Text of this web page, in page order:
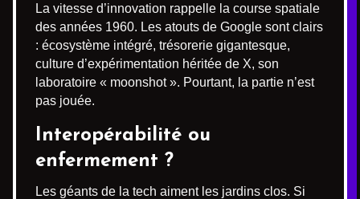
La vitesse d’innovation rappelle la course spatiale
des années 1960. Les atouts de Google sont clairs
: écosystème intégré, trésorerie gigantesque,
culture d’expérimentation héritée de X, son
laboratoire « moonshot ». Pourtant, la partie n’est
pas jouée.
Interopérabilité ou
enfermement ?
Les géants de la tech aiment les jardins clos. Si